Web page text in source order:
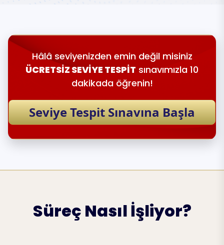
Hâlâ seviyenizden emin değil misiniz
ÜCRETSİZ SEVİYE TESPİT sınavımızla 10
dakikada öğrenin!
Seviye Tespit Sınavına Başla
Süreç Nasıl İşliyor?